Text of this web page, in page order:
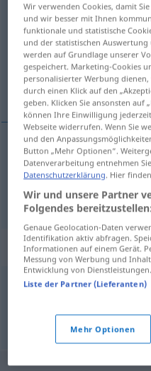
Fanm
Übersicht aller
(Für mehr Details die
запалянко, фен,
фен, (страстен)почитател
запалянко Fan
Synonyme
© OpenThesaurus.de
Wir verwenden Cookies, damit
und wir besser mit Ihnen
funktionale und statistische
und der statistischen
werden auf Grundlage unserer
gespeichert. Marketing-Cookies
personalisierter Werbung
durch einen Klick auf den
geben. Klicken Sie ansonsten auf
können Ihre Einwilligung
Webseite widerrufen. Wenn Sie
und den
Button „Mehr Optionen“.
Datenverarbeitung entnehmen
Datenschutzerklärung. Hier
Wir und unsere Partner
Folgendes
Genaue Geolocation-Daten
Identifikation aktiv abfragen.
Informationen auf einem Gerät.
Messung von Werbung und
Entwicklung von Dienstleistungen.
Liste der Partner (Lieferanten)
Mehr Optionen